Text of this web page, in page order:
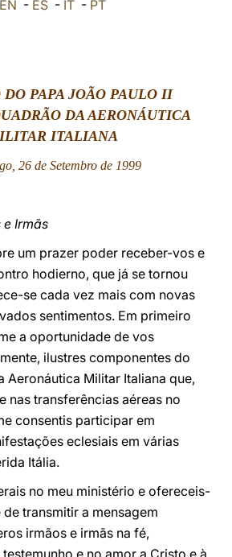
中文
EN - ES- IT- PT
DO PAPA JOÃO PAULO II
DA AERONÁUTICA
ITALIANA
26 de Setembro de 1999
e Irmãs
um prazer poder receber-vos e
hodierno, que já se tornou
se cada vez mais com novas
sentimentos. Em primeiro
a oportunidade de vos
ilustres componentes do
Aeronáutica Militar Italiana que,
nas transferências aéreas no
consentis participar em
eclesiais em várias
Itália.
no meu ministério e ofereceis-
transmitir a mensagem
irmãos e irmãs na fé,
e no amor a Cristo e à